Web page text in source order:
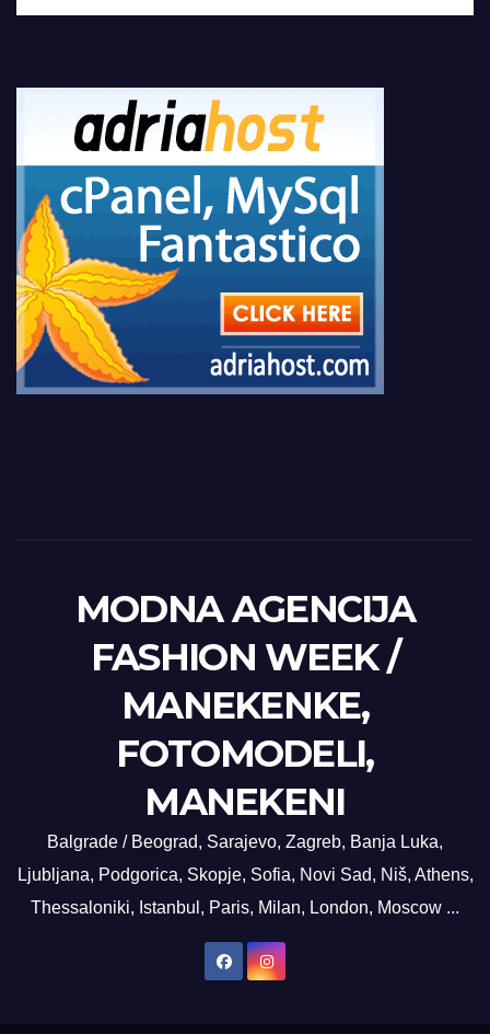
MODNA AGENCIJA
FASHION WEEK /
MANEKENKE,
FOTOMODELI,
MANEKENI
Balgrade / Beograd, Sarajevo, Zagreb, Banja Luka,
Ljubljana, Podgorica, Skopje, Sofia, Novi Sad, Niš, Athens,
Thessaloniki, Istanbul, Paris, Milan, London, Moscow ...